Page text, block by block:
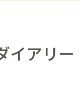
イアリー